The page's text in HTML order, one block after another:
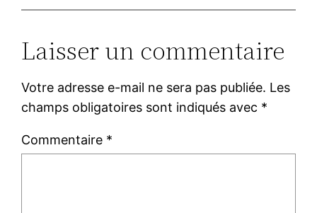
Laisser un commentaire
Votre adresse e-mail ne sera pas publiée. Les
champs obligatoires sont indiqués avec *
Commentaire *